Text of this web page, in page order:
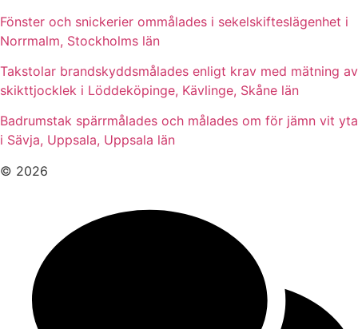
Fönster och snickerier ommålades i sekelskifteslägenhet i
Norrmalm, Stockholms län
Takstolar brandskyddsmålades enligt krav med mätning av
skikttjocklek i Löddeköpinge, Kävlinge, Skåne län
Badrumstak spärrmålades och målades om för jämn vit yta
i Sävja, Uppsala, Uppsala län
© 2026